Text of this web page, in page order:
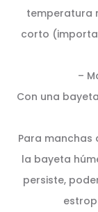
temperatura
corto
–
Con una
Para manchas
la bayeta
persiste,